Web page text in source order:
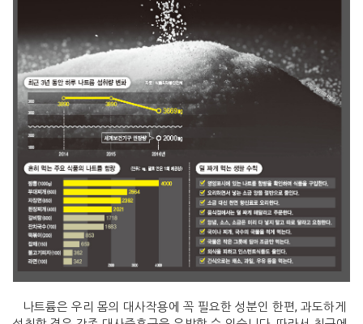
나트륨은 우리 몸의 대사작용에 꼭 필요한 성분인 한편, 과도하게